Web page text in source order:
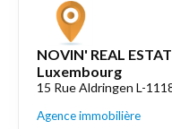
NOVIN' REAL
Luxembourg
15 Rue Aldringen L-
Agence immobilière